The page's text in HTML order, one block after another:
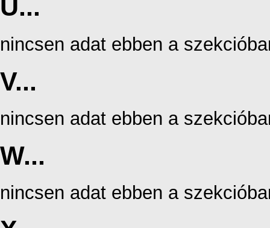
U...
nincsen adat ebben a
V...
nincsen adat ebben a
W...
nincsen adat ebben a